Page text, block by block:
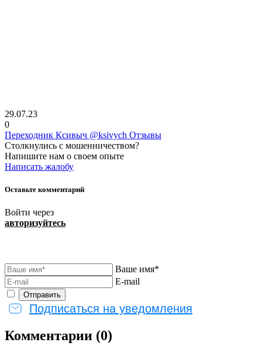
29.07.23
0
Переходник Ксивыч @ksivych Отзывы
Столкнулись с мошенничеством?
Напишите нам о своем опыте
Написать жалобу
Оставьте комментарий
Войти через
авторизуйтесь
Ваше имя*
E-mail
Подписаться на уведомления
Комментарии (0)